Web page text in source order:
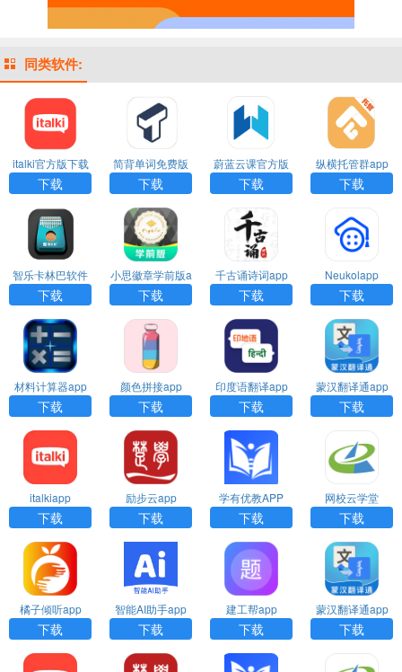
同类软件:
italki官方版下载
下载
简背单词免费版
下载
蔚蓝云课官方版
下载
纵横托管群app
下载安装
下载
智乐卡林巴软件
官方版
下载
小思徽章学前版a
pp下载
下载
千古诵诗词app
下载安装
下载
Neukolapp
下载
材料计算器app
下载
颜色拼接app
下载
印度语翻译app
下载
蒙汉翻译通app
下载
italkiapp
下载
励步云app
下载
学有优教APP
下载
网校云学堂
下载
橘子倾听app
下载
智能AI助手app
下载
建工帮app
下载
蒙汉翻译通app
下载